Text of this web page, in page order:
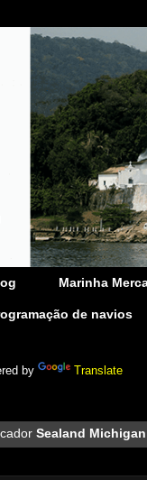
Marinha
de navios
by Translate
Sealand Michigan